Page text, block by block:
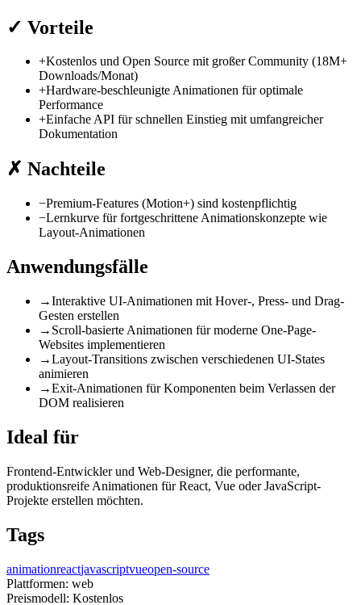
✓ Vorteile
+Kostenlos und Open Source mit großer Community (18M+
Downloads/Monat)
+Hardware-beschleunigte Animationen für optimale
Performance
+Einfache API für schnellen Einstieg mit umfangreicher
Dokumentation
✗ Nachteile
−Premium-Features (Motion+) sind kostenpflichtig
−Lernkurve für fortgeschrittene Animationskonzepte wie
Layout-Animationen
Anwendungsfälle
→Interaktive UI-Animationen mit Hover-, Press- und Drag-
Gesten erstellen
→ Scroll-basierte Animationen für moderne One-Page-
Websites implementieren
→Layout-Transitions zwischen verschiedenen UI-States
animieren
→Exit-Animationen für Komponenten beim Verlassen der
DOM realisieren
Ideal für
Frontend-Entwickler und Web-Designer, die performante,
produktionsreife Animationen für React, Vue oder JavaScript-
Projekte erstellen möchten.
Tags
animationreactjavascriptvueopen-source
Plattformen: web
Preismodell: Kostenlos